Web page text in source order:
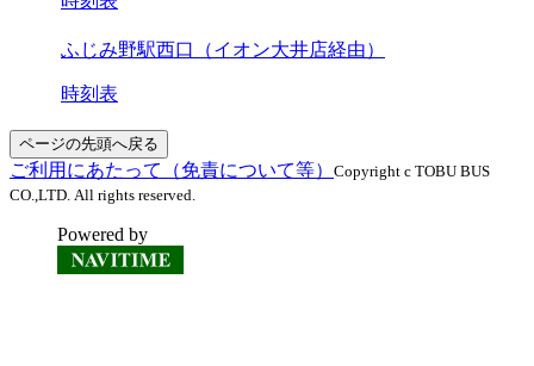
ふじみ野駅西口（イオン大井店経由）
時刻表
ページの先頭へ戻る
ご利用にあたって（免責について等） Copyright c TOBU BUS
CO.,LTD. All rights reserved.
Powered by